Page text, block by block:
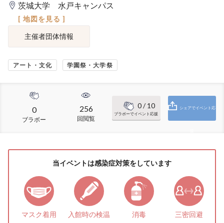
茨城大学 水戸キャンパス
[ 地図を見る ]
主催者団体情報
アート・文化 学園祭・大学祭
0
ブラボー
256
回閲覧
0/ 10
ブラボーでイベント応援
シェアでイベント応
当イベントは感染症対策をしています
マスク着用 入館時の検温 消毒 三密回避